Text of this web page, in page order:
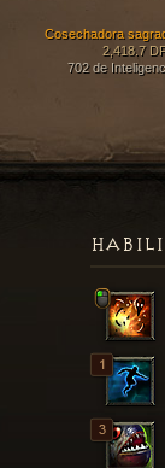
Cosechadora
2,418.7
702 de